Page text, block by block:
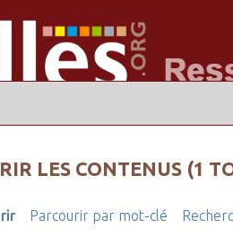
LES CONTENUS (1
Parcourir par mot-clé